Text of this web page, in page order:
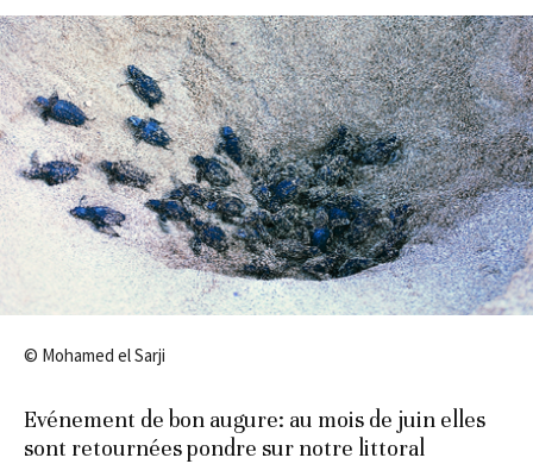
© Mohamed el Sarji
Evénement de bon augure: au mois de juin elles
sont retournées pondre sur notre littoral